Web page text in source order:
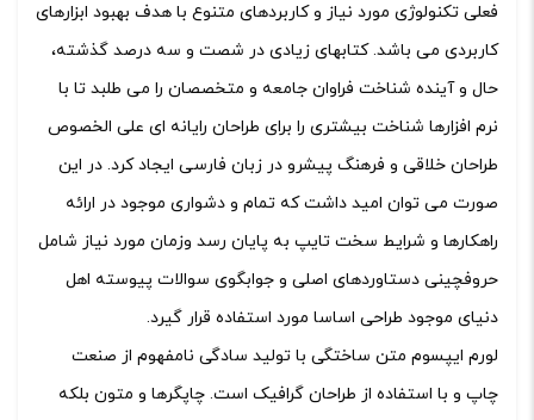
فعلی تکنولوژی مورد نیاز و کاربردهای متنوع با هدف بهبود ابزارهای
کاربردی می باشد. کتابهای زیادی در شصت و سه درصد گذشته،
حال و آینده شناخت فراوان جامعه و متخصصان را می طلبد تا با
نرم افزارها شناخت بیشتری را برای طراحان رایانه ای علی الخصوص
طراحان خلاقی و فرهنگ پیشرو در زبان فارسی ایجاد کرد. در این
صورت می توان امید داشت که تمام و دشواری موجود در ارائه
راهکارها و شرایط سخت تایپ به پایان رسد وزمان مورد نیاز شامل
حروفچینی دستاوردهای اصلی و جوابگوی سوالات پیوسته اهل
دنیای موجود طراحی اساسا مورد استفاده قرار گیرد.
لورم ایپسوم متن ساختگی با تولید سادگی نامفهوم از صنعت
چاپ و با استفاده از طراحان گرافیک است. چاپگرها و متون بلکه